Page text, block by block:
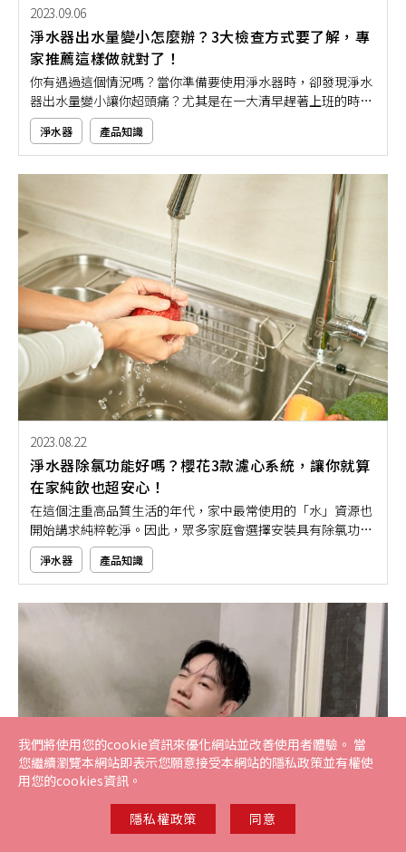
2023.09.06
淨水器出水量變小怎麼辦？3大檢查方式要了解，專
家推薦這樣做就對了！
你有遇過這個情況嗎？當你準備要使用淨水器時，卻發現淨水
器出水量變小讓你超頭痛？尤其是在一大清早趕著上班的時
候，想要替自己煮杯咖啡提神，卻因為淨水器出水量變小而導
致時間一分一秒的浪費掉，讓你急著跳腳
淨水器 產品知識
2023.08.22
淨水器除氯功能好嗎？櫻花3款濾心系統，讓你就算
在家純飲也超安心！
在這個注重高品質生活的年代，家中最常使用的「水」資源也
開始講求純粹乾淨。因此，眾多家庭會選擇安裝具有除氯功能
的淨水器，讓家中所流出的每一滴水都是純淨好水。
淨水器 產品知識
我們將使用您的cookie資訊來優化網站並改善使用者體驗。 當
您繼續瀏覽本網站即表示您願意接受本網站的隱私政策並有權使
用您的cookies資訊。
隱私權政策 同意